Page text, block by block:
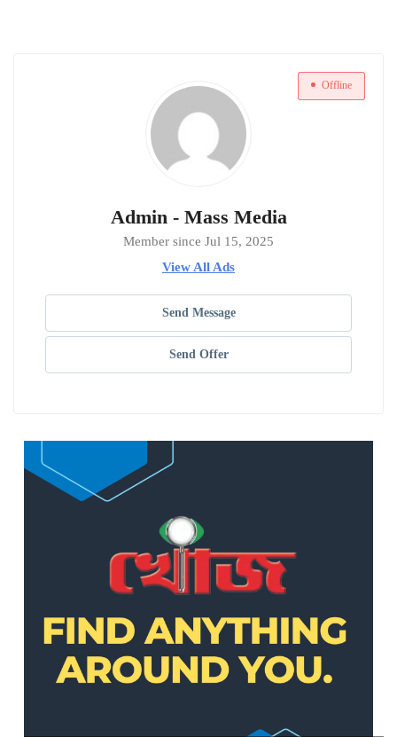
Offline
Admin - Mass Media
Member since Jul 15, 2025
View All Ads
Send Message
Send Offer